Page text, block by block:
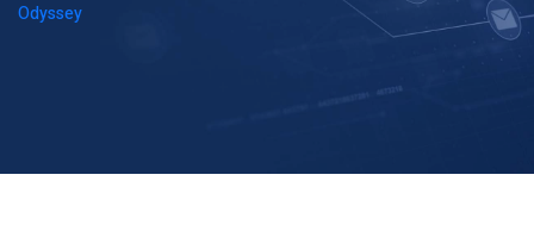
Odyssey